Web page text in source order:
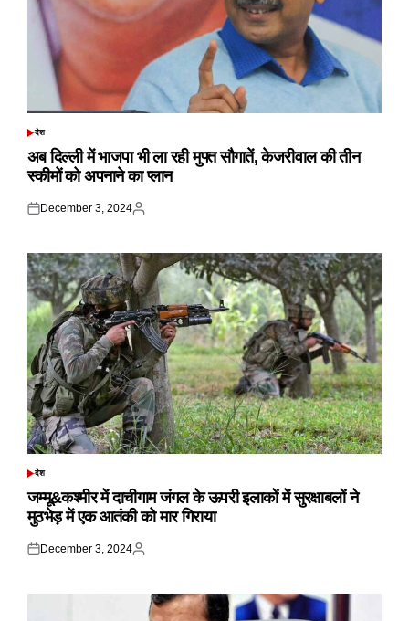
POSTED
देश
अब दिल्ली में भाजपा भी ला रही मुफ्त सौगातें, केजरीवाल की तीन
स्कीमों को अपनाने का प्लान
Posted
December 3, 2024
Posted
POSTED
देश
जम्मू&कश्मीर में दाचीगाम जंगल के ऊपरी इलाकों में सुरक्षाबलों ने
मुठभेड़ में एक आतंकी को मार गिराया
Posted
December 3, 2024
Posted